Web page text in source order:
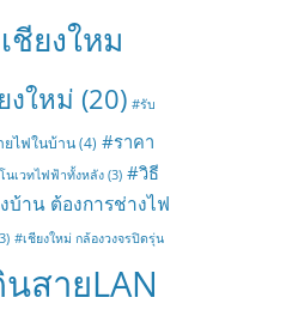
ชียงใหม
งใหม่ (20) #รับ
ยไฟในบ้าน(4) #ราคา
นเวทไฟฟ้าทั้งหลัง (3) #วิธี
บ้าน ต้องการช่างไฟ
#เชียงใหม่ กล้องวงจรปิดรุ่น
สายLAN